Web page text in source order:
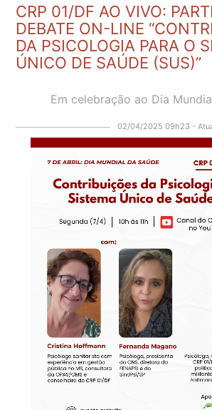
CRP 01/DF AO VIVO:
DEBATE ON-LINE
DA PSICOLOGIA PARA O
ÚNICO DE SAÚDE (SUS)”
Em celebração ao Dia
02/04/2025 09h23 -